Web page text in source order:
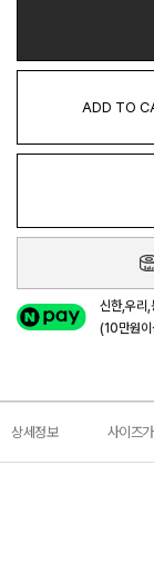
ADD TO
신한,우리
(10만원
상세정보 사이즈